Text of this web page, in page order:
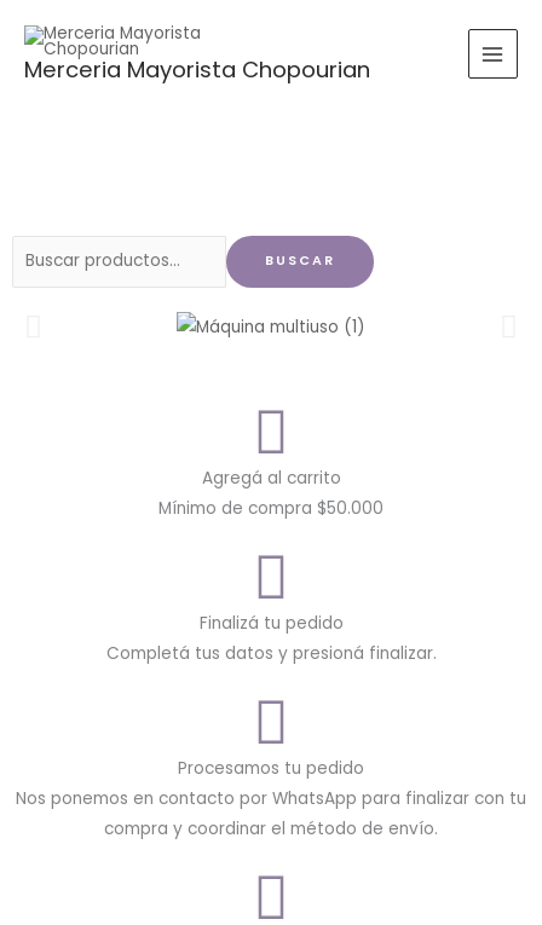
contenido
Merceria Mayorista Chopourian
Buscar
BUSCAR
Agregá al carrito
Mínimo de compra $50.000
Finalizá tu pedido
Completá tus datos y presioná finalizar.
Procesamos tu pedido
Nos ponemos en contacto por WhatsApp para finalizar con tu
compra y coordinar el método de envío.